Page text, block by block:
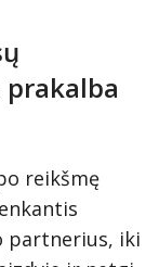
prakalba
reikšmę
partnerius, iki